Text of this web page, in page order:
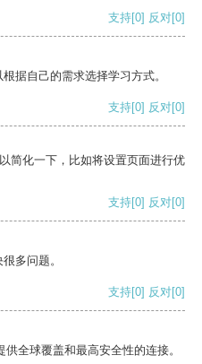
支持[0] 反对[0]
据自己的需求选择学习方式。
支持[0] 反对[0]
简化一下，比如将设置页面进行优
支持[0] 反对[0]
多问题。
支持[0] 反对[0]
全球覆盖和最高安全性的连接。